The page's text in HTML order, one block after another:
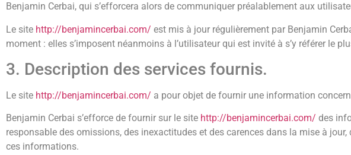
Benjamin Cerbai, qui s’efforcera alors de communiquer préalablement aux
Le site http://benjamincerbai.com/ est mis à jour régulièrement par Benjamin
moment : elles s’imposent néanmoins à l’utilisateur qui est invité à s’y référer le
3. Description des services fournis.
Le site http://benjamincerbai.com/ a pour objet de fournir une information
Benjamin Cerbai s’efforce de fournir sur le site http://benjamincerbai.com/ des
responsable des omissions, des inexactitudes et des carences dans la mise à
ces informations.